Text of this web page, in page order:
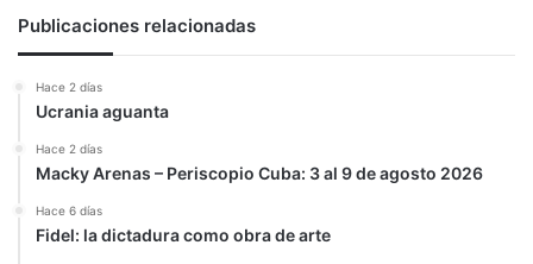
Publicaciones relacionadas
Hace 2 días
Ucrania aguanta
Hace 2 días
Macky Arenas – Periscopio Cuba: 3 al 9 de agosto 2026
Hace 6 días
Fidel: la dictadura como obra de arte